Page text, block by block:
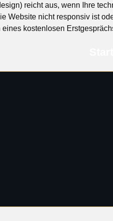
reicht aus, wenn Ihre
Website nicht responsiv ist
kostenlosen